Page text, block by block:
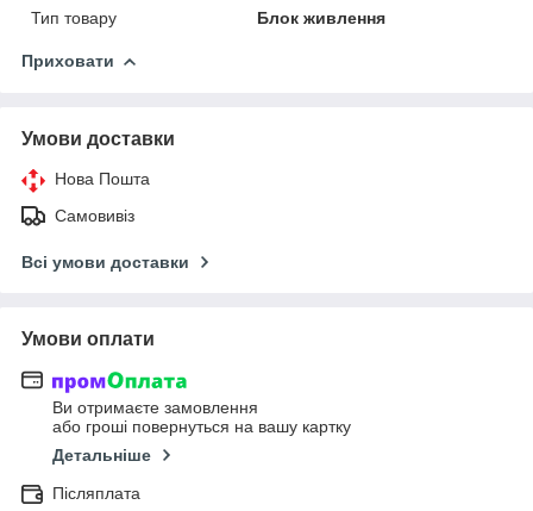
Тип товару
Блок живлення
Приховати
Умови доставки
Нова Пошта
Самовивіз
Всі умови доставки
Умови оплати
Ви отримаєте замовлення
або гроші повернуться на вашу картку
Детальніше
Післяплата